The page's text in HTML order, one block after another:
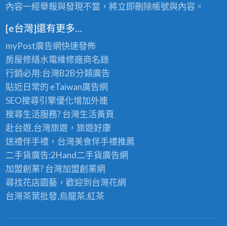
內容一經舉報與發現不當，將立即刪除帳號與內容。
[e台灣]還有更多…
myPost廣告網快速發佈
房屋修繕水電維修廠商名錄
行銷必用:台灣B2B分類廣告
貼近日常的 eTaiwan廣告網
SEO搜尋引擎優化增加外連
搜尋生活服務? 台灣生活黃頁
赴台遊,台灣旅遊，旅遊好康
送禮伴手禮，台灣美食伴手禮推薦
二手貨廣告:2Hand二手貨廣告網
加盟創業? 台灣加盟創業網
尋找花店園藝，歡迎到 台灣花網
台灣茶葉批發,烏龍茶,紅茶